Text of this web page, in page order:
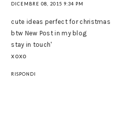
DICEMBRE 08, 2015 9:34 PM
cute ideas perfect for christmas
btw New Post in my blog
stay in touch'
xoxo
RISPONDI